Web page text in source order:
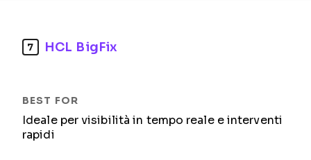
7 HCL BigFix
Ideale per visibilità in tempo reale e interventi
rapidi